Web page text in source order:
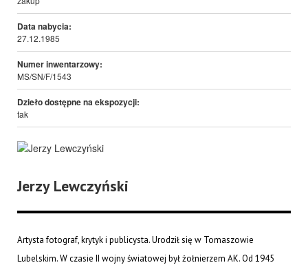
Data nabycia:
27.12.1985
Numer inwentarzowy:
MS/SN/F/1543
Dzieło dostępne na ekspozycji:
tak
Jerzy Lewczyński
Artysta fotograf, krytyk i publicysta. Urodził się w Tomaszowie
Lubelskim. W czasie II wojny światowej był żołnierzem AK. Od 1945